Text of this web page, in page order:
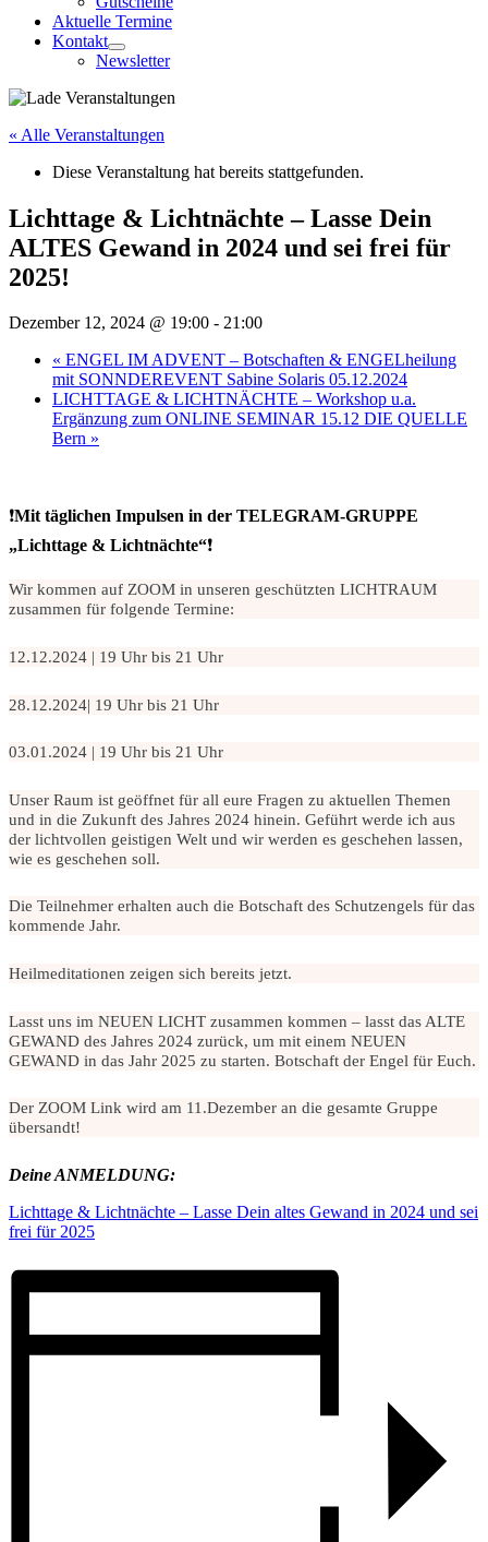
Aktuelle Termine
Kontakt
Newsletter
« Alle Veranstaltungen
Diese Veranstaltung hat bereits stattgefunden.
Lichttage & Lichtnächte – Lasse Dein
ALTES Gewand in 2024 und sei frei für
2025!
Dezember 12, 2024 @ 19:00 - 21:00
« ENGEL IM ADVENT – Botschaften & ENGELheilung
mit SONNDEREVENT Sabine Solaris 05.12.2024
LICHTTAGE & LICHTNÄCHTE – Workshop u.a.
Ergänzung zum ONLINE SEMINAR 15.12 DIE QUELLE
Bern »
❗Mit täglichen Impulsen in der TELEGRAM-GRUPPE
„Lichttage & Lichtnächte“❗
Wir kommen auf ZOOM in unseren geschützten LICHTRAUM
zusammen für folgende Termine:
12.12.2024 | 19 Uhr bis 21 Uhr
28.12.2024| 19 Uhr bis 21 Uhr
03.01.2024 | 19 Uhr bis 21 Uhr
Unser Raum ist geöffnet für all eure Fragen zu aktuellen Themen
und in die Zukunft des Jahres 2024 hinein. Geführt werde ich aus
der lichtvollen geistigen Welt und wir werden es geschehen lassen,
wie es geschehen soll.
Die Teilnehmer erhalten auch die Botschaft des Schutzengels für das
kommende Jahr.
Heilmeditationen zeigen sich bereits jetzt.
Lasst uns im NEUEN LICHT zusammen kommen – lasst das ALTE
GEWAND des Jahres 2024 zurück, um mit einem NEUEN
GEWAND in das Jahr 2025 zu starten. Botschaft der Engel für Euch.
Der ZOOM Link wird am 11.Dezember an die gesamte Gruppe
übersandt!
Deine ANMELDUNG:
Lichttage & Lichtnächte – Lasse Dein altes Gewand in 2024 und sei
frei für 2025